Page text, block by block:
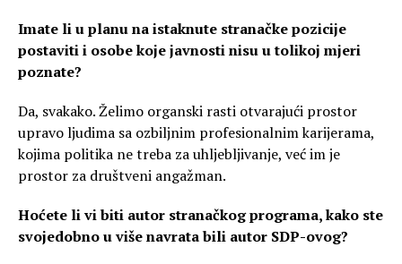
Imate li u planu na istaknute stranačke pozicije
postaviti i osobe koje javnosti nisu u tolikoj mjeri
poznate?
Da, svakako. Želimo organski rasti otvarajući prostor
upravo ljudima sa ozbiljnim profesionalnim karijerama,
kojima politika ne treba za uhljebljivanje, već im je
prostor za društveni angažman.
Hoćete li vi biti autor stranačkog programa, kako ste
svojedobno u više navrata bili autor SDP-ovog?